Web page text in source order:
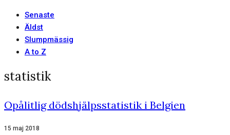
Senaste
Äldst
Slumpmässig
A to Z
statistik
Opålitlig dödshjälpsstatistik i Belgien
15 maj 2018